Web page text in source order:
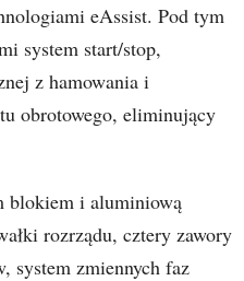
eAssist. Pod tym
system start/stop,
z hamowania i
obrotowego, eliminujący
blokiem i aluminiową
rozrządu, cztery zawory
system zmiennych faz